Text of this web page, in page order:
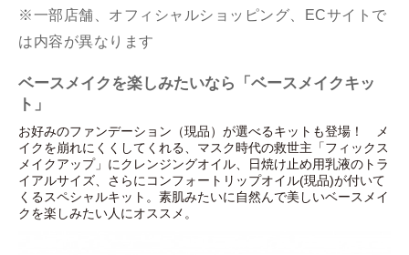
※一部店舗、オフィシャルショッピング、ECサイトで
は内容が異なります
ベースメイクを楽しみたいなら「ベースメイクキッ
ト」
お好みのファンデーション（現品）が選べるキットも登場！ メ
イクを崩れにくくしてくれる、マスク時代の救世主「フィックス
メイクアップ」にクレンジングオイル、日焼け止め用乳液のトラ
イアルサイズ、さらにコンフォートリップオイル(現品)が付いて
くるスペシャルキット。素肌みたいに自然んで美しいベースメイ
クを楽しみたい人にオススメ。